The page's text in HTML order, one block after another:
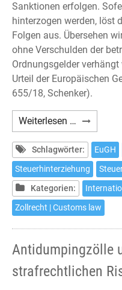
Sanktionen erfolgen.
hinterzogen werden, löst
Folgen aus. Übersehen
ohne Verschulden der
Ordnungsgelder
Urteil der Europäischen
655/18, Schenker).
Weiterlesen … Sanktionen
im
Zollrecht
Schlagwörter: EuGH
Steuerhinterziehung
Kategorien:
Zollrecht | Customs law
Antidumpingzölle
strafrechtlichen